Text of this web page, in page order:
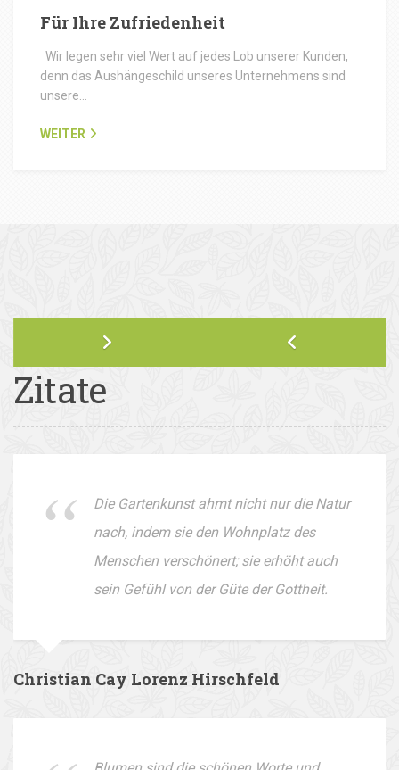
Für Ihre Zufriedenheit
Wir legen sehr viel Wert auf jedes Lob unserer Kunden,
denn das Aushängeschild unseres Unternehmens sind
unsere…
WEITER
Zitate
Die Gartenkunst ahmt nicht nur die Natur
nach, indem sie den Wohnplatz des
Menschen verschönert; sie erhöht auch
sein Gefühl von der Güte der Gottheit.
Christian Cay Lorenz Hirschfeld